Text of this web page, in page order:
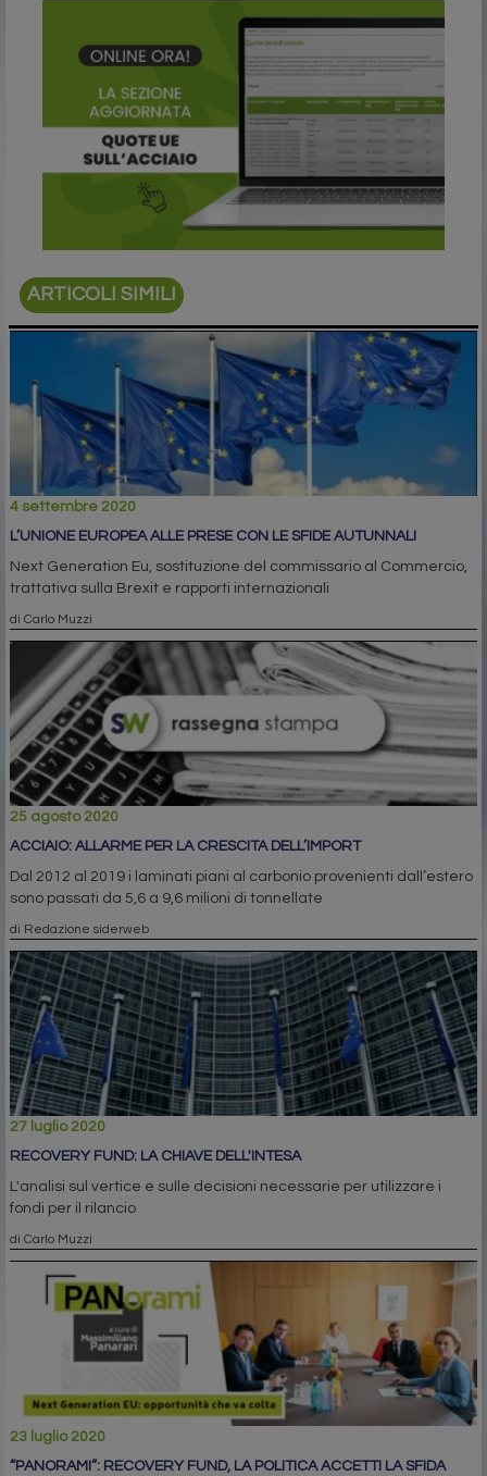
ARTICOLI SIMILI
4 settembre 2020
L’UNIONE EUROPEA ALLE PRESE CON LE SFIDE AUTUNNALI
Next Generation Eu, sostituzione del commissario al Commercio,
trattativa sulla Brexit e rapporti internazionali
di Carlo Muzzi
25 agosto 2020
ACCIAIO: ALLARME PER LA CRESCITA DELL’IMPORT
Dal 2012 al 2019 i laminati piani al carbonio provenienti dall’estero
sono passati da 5,6 a 9,6 milioni di tonnellate
di Redazione siderweb
27 luglio 2020
RECOVERY FUND: LA CHIAVE DELL'INTESA
L'analisi sul vertice e sulle decisioni necessarie per utilizzare i
fondi per il rilancio
di Carlo Muzzi
23 luglio 2020
“PANORAMI”: RECOVERY FUND, LA POLITICA ACCETTI LA SFIDA